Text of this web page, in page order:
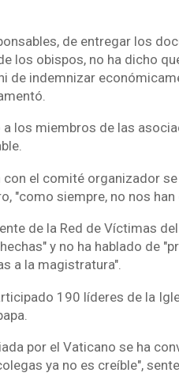
de entregar los
los obispos, no ha dicho
de indemnizar
los miembros de las
el comité organizador
"como siempre, no nos han
de la Red de Víctimas
y no ha hablado de
a la magistratura".
190 líderes de la
por el Vaticano se ha
ya no es creíble",